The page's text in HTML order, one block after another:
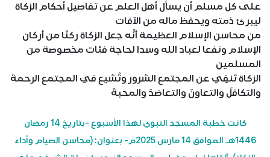
على كل مسلم أن يسأل أهل العلم عن تفاصيل أحكام الزكاة
ليبرئ ذمته ويحفظ ماله من الآفات
من محاسن الإسلام العظيمة أنَّه جعل الزكاة ركنًا من أركان
الإسلام ونفعا لعباد الله وسدا لحاجة فئات مخصوصة من
المسلمين
الزكاة تَنفِي عن المجتمع الشرور وتُشيع في المجتمع الرحمةَ
والتكافلَ والتعاونَ والتعاضدَ والمحبةَ
كانت خطبة المسجد النبوي لهذا الأسبوع -بتاريخ 14 رمضان
1446هـ الموافق 14 مارس 2025م- بعنوان: (محاسن الصيام وأداء